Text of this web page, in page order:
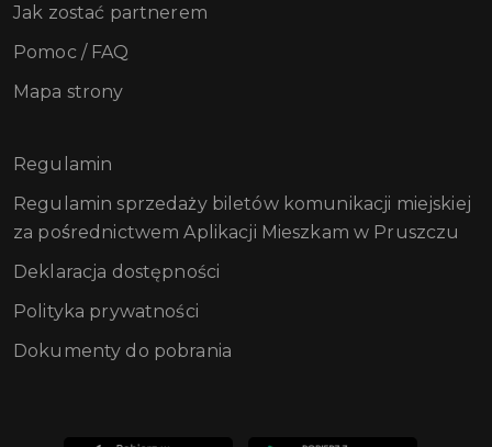
Jak zostać partnerem
Pomoc / FAQ
Mapa strony
Regulamin
Regulamin sprzedaży biletów komunikacji miejskiej
za pośrednictwem Aplikacji Mieszkam w Pruszczu
Deklaracja dostępności
Polityka prywatności
Dokumenty do pobrania